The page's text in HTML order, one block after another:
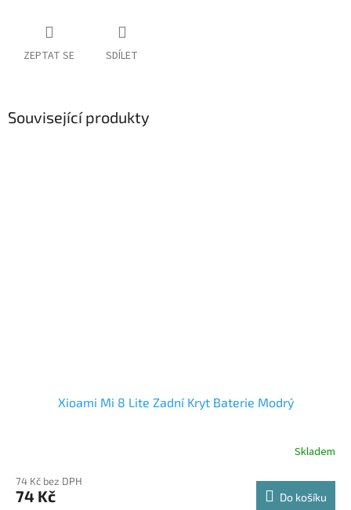
ZEPTAT SE SDÍLET
Související produkty
Xioami Mi 8 Lite Zadní Kryt Baterie Modrý
Skladem
74 Kč bez DPH
74 Kč Do košíku